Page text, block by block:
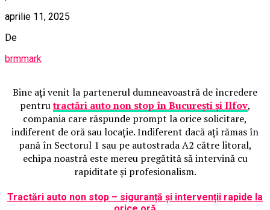
aprilie 11, 2025
De
brmmark
Bine ați venit la partenerul dumneavoastră de încredere
pentrutractări auto non stop în București și Ilfov,
compania care răspunde prompt la orice solicitare,
indiferent de oră sau locație. Indiferent dacă ați rămas în
pană în Sectorul 1 sau pe autostrada A2 către litoral,
echipa noastră este mereu pregătită să intervină cu
rapiditate și profesionalism.
Tractări auto non stop – siguranță și intervenții rapide la